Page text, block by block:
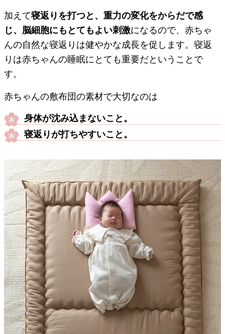
加えて寝返りを打つと、重力の変化をからだで感
じ、脳細胞にもとてもよい刺激になるので、赤ちゃ
んの自然な寝返りは健やかな成長を促します。寝返
りは赤ちゃんの睡眠にとても重要だということで
す。
赤ちゃんの敷布団の素材で大切なのは
身体が沈み込まないこと。
寝返りが打ちやすいこと。